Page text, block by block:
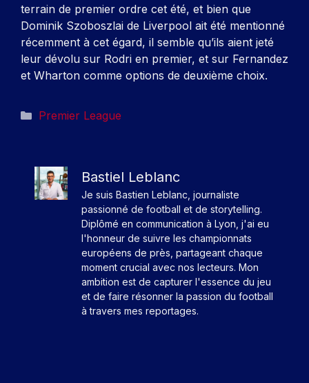
terrain de premier ordre cet été, et bien que
Dominik Szoboszlai de Liverpool ait été mentionné
récemment à cet égard, il semble qu’ils aient jeté
leur dévolu sur Rodri en premier, et sur Fernandez
et Wharton comme options de deuxième choix.
Catégories
Premier League
Bastiel Leblanc
Je suis Bastien Leblanc, journaliste
passionné de football et de storytelling.
Diplômé en communication à Lyon, j'ai eu
l'honneur de suivre les championnats
européens de près, partageant chaque
moment crucial avec nos lecteurs. Mon
ambition est de capturer l'essence du jeu
et de faire résonner la passion du football
à travers mes reportages.